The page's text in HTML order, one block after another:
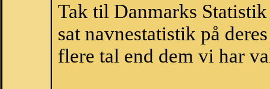
Tak til Danmarks
sat navnestatistik på
flere tal end dem vi har